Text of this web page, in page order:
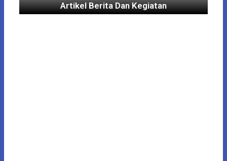
Artikel Berita Dan Kegiatan